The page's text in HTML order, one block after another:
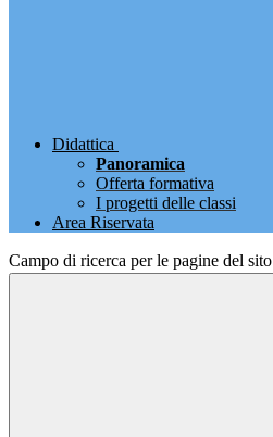
Didattica
Panoramica
Offerta formativa
I progetti delle classi
Area Riservata
Campo di ricerca per le pagine del sito